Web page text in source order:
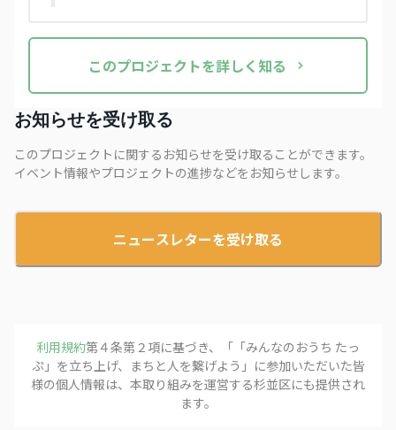
このプロジェクトを詳しく知る
お知らせを受け取る
このプロジェクトに関するお知らせを受け取ることができます。
イベント情報やプロジェクトの進捗などをお知らせします。
ニュースレターを受け取る
利用規約第４条第２項に基づき、「 「みんなのおうち たっ
ぷ」を立ち上げ、まちと人を繋げよう 」に参加いただいた皆
様の個人情報は、本取り組みを運営する杉並区にも提供され
ます。